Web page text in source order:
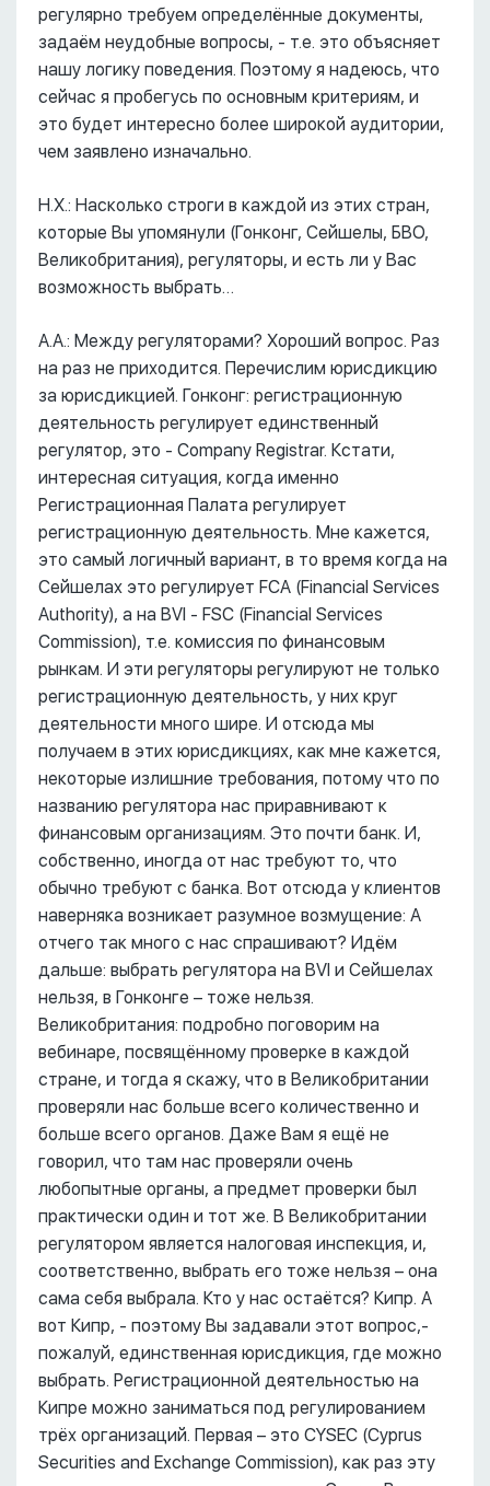
регулярно требуем определённые документы,
задаём неудобные вопросы, - т.е. это объясняет
нашу логику поведения. Поэтому я надеюсь, что
сейчас я пробегусь по основным критериям, и
это будет интересно более широкой аудитории,
чем заявлено изначально.
Н.Х.: Насколько строги в каждой из этих стран,
которые Вы упомянули (Гонконг, Сейшелы, БВО,
Великобритания), регуляторы, и есть ли у Вас
возможность выбрать…
А.А.: Между регуляторами? Хороший вопрос. Раз
на раз не приходится. Перечислим юрисдикцию
за юрисдикцией. Гонконг: регистрационную
деятельность регулирует единственный
регулятор, это - Company Registrar. Кстати,
интересная ситуация, когда именно
Регистрационная Палата регулирует
регистрационную деятельность. Мне кажется,
это самый логичный вариант, в то время когда на
Сейшелах это регулирует FCA (Financial Services
Authority), а на BVI - FSC (Financial Services
Commission), т.е. комиссия по финансовым
рынкам. И эти регуляторы регулируют не только
регистрационную деятельность, у них круг
деятельности много шире. И отсюда мы
получаем в этих юрисдикциях, как мне кажется,
некоторые излишние требования, потому что по
названию регулятора нас приравнивают к
финансовым организациям. Это почти банк. И,
собственно, иногда от нас требуют то, что
обычно требуют с банка. Вот отсюда у клиентов
наверняка возникает разумное возмущение: А
отчего так много с нас спрашивают? Идём
дальше: выбрать регулятора на BVI и Сейшелах
нельзя, в Гонконге – тоже нельзя.
Великобритания: подробно поговорим на
вебинаре, посвящённому проверке в каждой
стране, и тогда я скажу, что в Великобритании
проверяли нас больше всего количественно и
больше всего органов. Даже Вам я ещё не
говорил, что там нас проверяли очень
любопытные органы, а предмет проверки был
практически один и тот же. В Великобритании
регулятором является налоговая инспекция, и,
соответственно, выбрать его тоже нельзя – она
сама себя выбрала. Кто у нас остаётся? Кипр. А
вот Кипр, - поэтому Вы задавали этот вопрос,-
пожалуй, единственная юрисдикция, где можно
выбрать. Регистрационной деятельностью на
Кипре можно заниматься под регулированием
трёх организаций. Первая – это CYSEC (Cyprus
Securities and Exchange Commission), как раз эту